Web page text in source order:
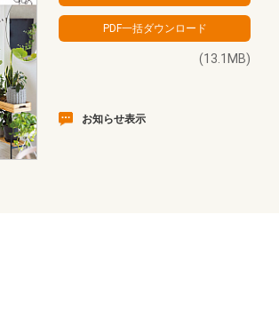
(13.1MB)
お知らせ表示